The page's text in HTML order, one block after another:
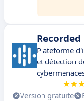
Recorded
Plateforme
et détection
Version gratuite